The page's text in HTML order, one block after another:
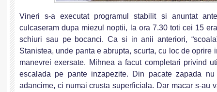
Vineri s-a executat programul stabilit si anuntat
culcaseram dupa miezul noptii, la ora 7.30 toti cei 15
schiuri sau pe bocanci. Ca si in anii anteriori,
Stanistea, unde panta e abrupta, scurta, cu loc de oprire
manevrei exersate. Mihnea a facut completari privind
escalada pe pante inzapezite. Din pacate zapada
adancime, ci numai crusta superficiala. Dar macar s-au